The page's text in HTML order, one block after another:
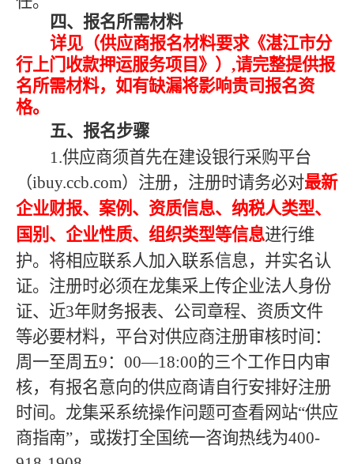
四、报名所需材料
详见（供应商报名材料要求《湛江市分
行上门收款押运服务项目》） ,请完整提供报
名所需材料，如有缺漏将影响贵司报名资
格。
五、报名步骤
1.供应商须首先在建设银行采购平台
（ibuy.ccb.com）注册，注册时请务必对最新
企业财报、案例、资质信息、纳税人类型、
国别、企业性质、组织类型等信息进行维
护。将相应联系人加入联系信息，并实名认
证。注册时必须在龙集采上传企业法人身份
证、近3年财务报表、公司章程、资质文件
等必要材料，平台对供应商注册审核时间：
周一至周五9：00—18:00的三个工作日内审
核，有报名意向的供应商请自行安排好注册
时间。龙集采系统操作问题可查看网站“供应
商指南”，或拨打全国统一咨询热线为400-